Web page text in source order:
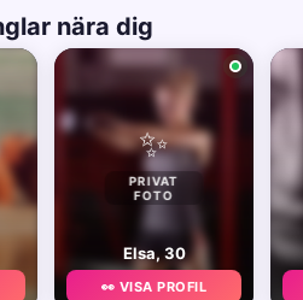
nära dig
✨
PRIVAT
FOTO
Elsa, 30
👀 VISA PROFIL